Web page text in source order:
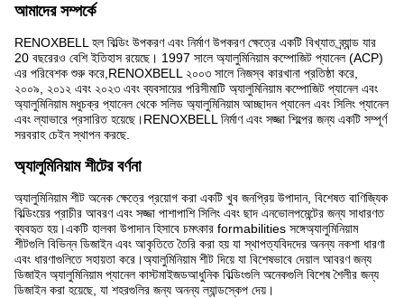
আমাদের সম্পর্কে
RENOXBELL হল বিল্ডিং উপকরণ এবং নির্মাণ উপকরণ ক্ষেত্রে একটি বিখ্যাত ব্র্যান্ড যার
20 বছরেরও বেশি ইতিহাস রয়েছে। 1997 সালে অ্যালুমিনিয়াম কম্পোজিট প্যানেল (ACP)
এর পরিবেশক শুরু করে,RENOXBELL ২০০৩ সালে নিজস্ব কারখানা প্রতিষ্ঠা করে,
২০০৯, ২০১২ এবং ২০২৩ এবং ব্যবসায়ের পরিসীমাটি অ্যালুমিনিয়াম কম্পোজিট প্যানেল এবং
অ্যালুমিনিয়াম মধুচক্র প্যানেল থেকে সলিড অ্যালুমিনিয়াম আচ্ছাদন প্যানেল এবং সিলিং প্যানেল
এবং ল্যাভারে প্রসারিত হয়েছে।RENOXBELL নির্মাণ এবং সজ্জা শিল্পের জন্য একটি সম্পূর্ণ
সরবরাহ চেইন স্থাপন করছে.
অ্যালুমিনিয়াম শীটের বর্ণনা
অ্যালুমিনিয়াম শীট অনেক ক্ষেত্রে প্রয়োগ করা একটি খুব জনপ্রিয় উপাদান, বিশেষত বাণিজ্যিক
বিল্ডিংয়ের প্রাচীর আবরণ এবং সজ্জা পাশাপাশি সিলিং এবং ছাদ এনভোলপমেন্টের জন্য সাধারণত
ব্যবহৃত হয়।একটি হালকা উপাদান হিসাবে চমৎকার formabilities সঙ্গেঅ্যালুমিনিয়াম
শীটগুলি বিভিন্ন ডিজাইন এবং আকৃতিতে তৈরি করা হয় যা স্থাপত্যবিদদের অনন্য নকশা ধারণা
এবং ধারণাগুলিতে সহায়তা করে।অ্যালুমিনিয়াম শীট দিয়ে যা বিশেষভাবে দেয়াল আবরণ জন্য
ডিজাইন অ্যালুমিনিয়াম প্যানেল কাস্টমাইজডআধুনিক বিল্ডিংগুলি অনেকগুলি বিশেষ শৈলীর জন্য
ডিজাইন করা হয়েছে, যা শহরগুলির জন্য অনন্য ল্যান্ডস্কেপ দেয়।